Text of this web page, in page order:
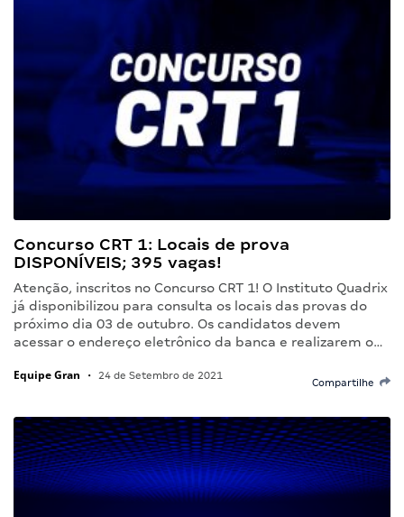
Concurso CRT 1: Locais de prova
DISPONÍVEIS; 395 vagas!
Atenção, inscritos no Concurso CRT 1! O Instituto Quadrix
já disponibilizou para consulta os locais das provas do
próximo dia 03 de outubro. Os candidatos devem
acessar o endereço eletrônico da banca e realizarem o…
Equipe Gran • 24 de Setembro de 2021
Compartilhe